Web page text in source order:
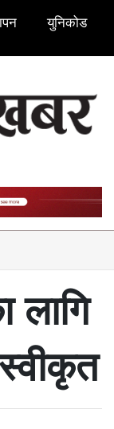
युनिकोड
लागि